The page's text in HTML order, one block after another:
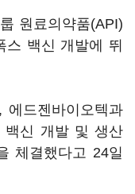
원료의약품(API)
스 백신 개발에 뛰
에드젠바이오텍과
백신 개발 및 생산
체결했다고 24일